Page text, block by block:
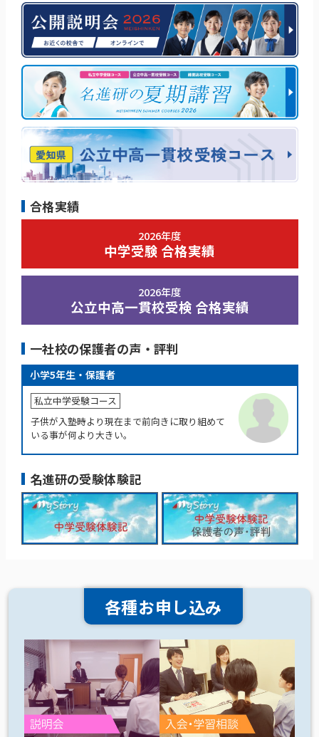
合格実績
2026年度
中学受験 合格実績
2026年度
公立中高一貫校受検 合格実績
一社校の保護者の声・評判
小学5年生・保護者
私立中学受験コース
子供が入塾時より現在まで前向きに取り組めて
いる事が何より大きい。
名進研の受験体験記
各種お申し込み